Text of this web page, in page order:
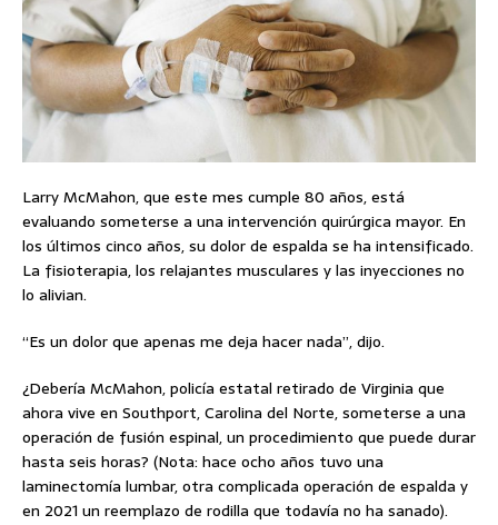
Larry McMahon, que este mes cumple 80 años, está
evaluando someterse a una intervención quirúrgica mayor. En
los últimos cinco años, su dolor de espalda se ha intensificado.
La fisioterapia, los relajantes musculares y las inyecciones no
lo alivian.
“Es un dolor que apenas me deja hacer nada”, dijo.
¿Debería McMahon, policía estatal retirado de Virginia que
ahora vive en Southport, Carolina del Norte, someterse a una
operación de fusión espinal, un procedimiento que puede durar
hasta seis horas? (Nota: hace ocho años tuvo una
laminectomía lumbar, otra complicada operación de espalda y
en 2021 un reemplazo de rodilla que todavía no ha sanado).